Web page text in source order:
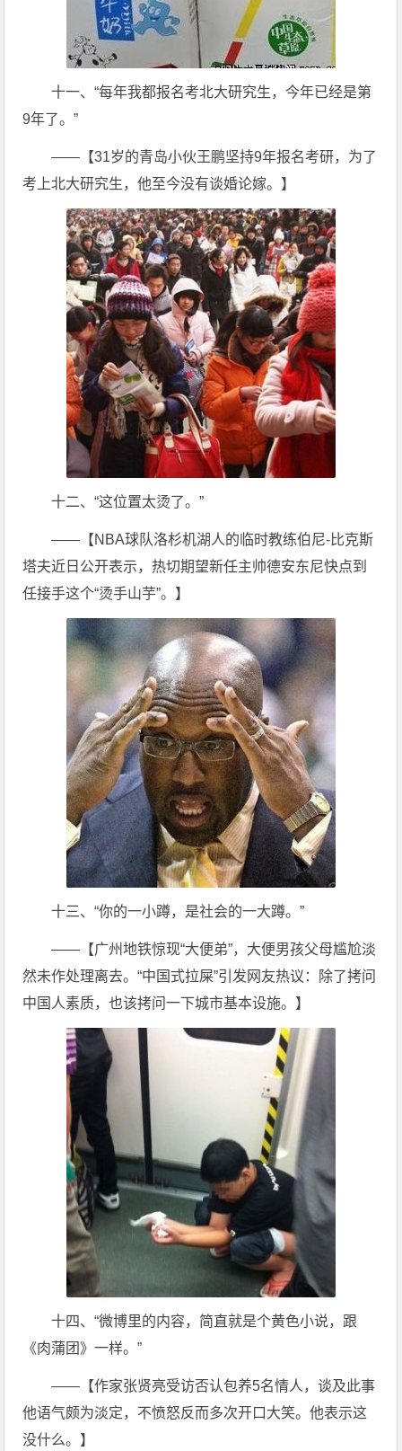
十一、“每年我都报名考北大研究生，今年已经是第
9年了。”
——【31岁的青岛小伙王鹏坚持9年报名考研，为了
考上北大研究生，他至今没有谈婚论嫁。】
十二、“这位置太烫了。”
——【NBA球队洛杉机湖人的临时教练伯尼-比克斯
塔夫近日公开表示，热切期望新任主帅德安东尼快点到
任接手这个“烫手山芋”。】
十三、“你的一小蹲，是社会的一大蹲。”
——【广州地铁惊现“大便弟”，大便男孩父母尴尬淡
然未作处理离去。“中国式拉屎”引发网友热议：除了拷问
中国人素质，也该拷问一下城市基本设施。】
十四、“微博里的内容，简直就是个黄色小说，跟
《肉蒲团》一样。”
——【作家张贤亮受访否认包养5名情人，谈及此事
他语气颇为淡定，不愤怒反而多次开口大笑。他表示这
没什么。】